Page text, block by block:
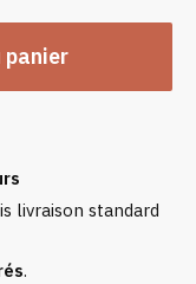
livraison standard
.